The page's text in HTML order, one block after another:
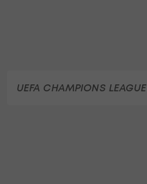
UEFA CHAMPIONS LEAGUE